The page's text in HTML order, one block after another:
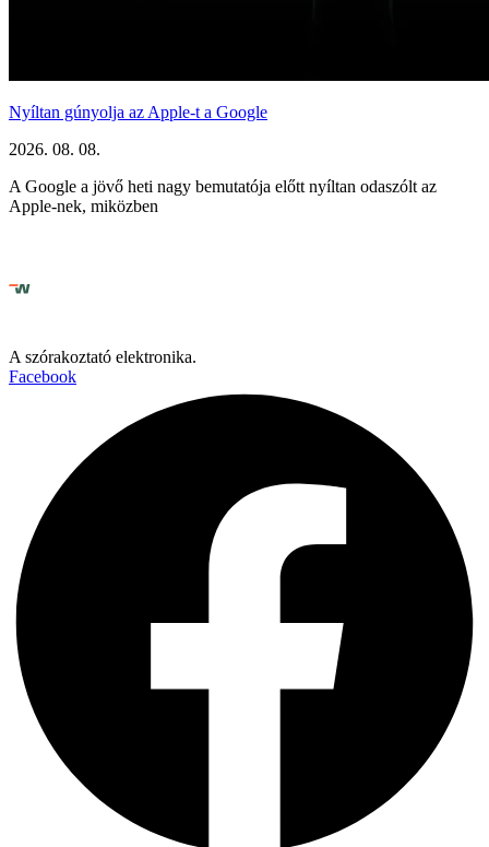
Nyíltan gúnyolja az Apple-t a Google
2026. 08. 08.
A Google a jövő heti nagy bemutatója előtt nyíltan odaszólt az
Apple-nek, miközben
A szórakoztató elektronika.
Facebook